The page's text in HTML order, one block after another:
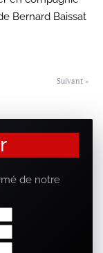
Bernard Baissat
Suivant »
de notre